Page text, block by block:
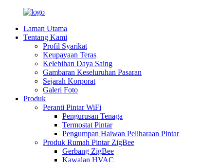
Laman Utama
Tentang Kami
Profil Syarikat
Keupayaan Teras
Kelebihan Daya Saing
Gambaran Keseluruhan Pasaran
Sejarah Korporat
Galeri Foto
Produk
Peranti Pintar WiFi
Pengurusan Tenaga
Termostat Pintar
Pengumpan Haiwan Peliharaan Pintar
Produk Rumah Pintar ZigBee
Gerbang ZigBee
Kawalan HVAC